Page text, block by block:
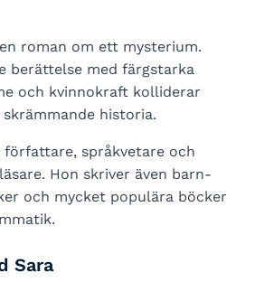
roman om ett mysterium.
berättelse med färgstarka
och kvinnokraft kolliderar
historia.
författare, språkvetare och
Hon skriver även barn-
och mycket populära böcker
Sara